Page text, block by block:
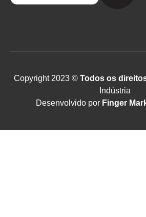
Copyright 2023 ©Todos os
Indústria
Desenvolvido por Finger